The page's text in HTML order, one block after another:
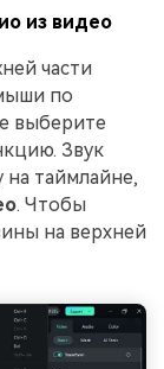
из видео
части
по
выберите
Звук
таймлайне,
. Чтобы
на верхней